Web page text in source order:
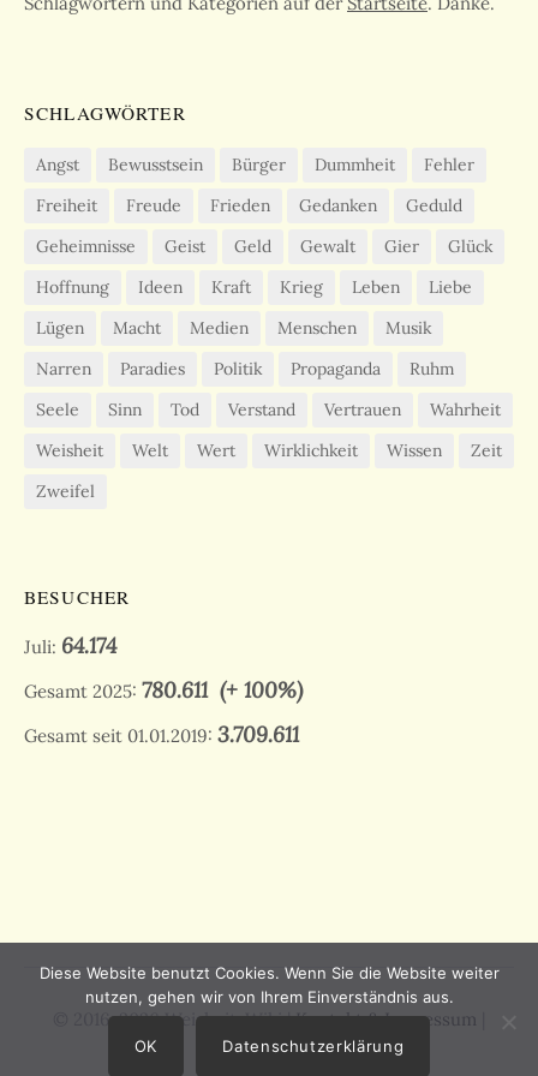
SCHLAGWÖRTER
Angst Bewusstsein Bürger Dummheit
Fehler
Freiheit
Freude Frieden Gedanken
Geduld
Geheimnisse
Geist Geld Gewalt Gier
Glück
Hoffnung
Ideen Kraft Krieg Leben
Liebe
Lügen
Macht Medien Menschen
Musik
Narren
Paradies Politik Propaganda
Ruhm
Seele
Sinn Tod Verstand Vertrauen
Wahrheit
Weisheit
Welt Wert Wirklichkeit Wissen
Zeit
Zweifel
BESUCHER
Juli: 64.174
Gesamt 2025: 780.611(+ 100%)
Gesamt seit 01.01.2019: 3.709.611
© 2016-2026 Weisheit-Wiki |Kontakt & Impressum
Datenschutz
Diese Website benutzt Cookies. Wenn Sie die Website weiter
nutzen, gehen wir von Ihrem Einverständnis aus.
OK Datenschutzerklärung